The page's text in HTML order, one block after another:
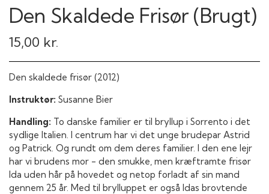
Den Skaldede Frisør (Brugt)
15,00 kr.
Den skaldede frisør (2012)
Instruktør: Susanne Bier
Handling: To danske familier er til bryllup i Sorrento i det
sydlige Italien. I centrum har vi det unge brudepar Astrid
og Patrick. Og rundt om dem deres familier. I den ene lejr
har vi brudens mor - den smukke, men kræftramte frisør
Ida uden hår på hovedet og netop forladt af sin mand
gennem 25 år. Med til brylluppet er også Idas brovtende